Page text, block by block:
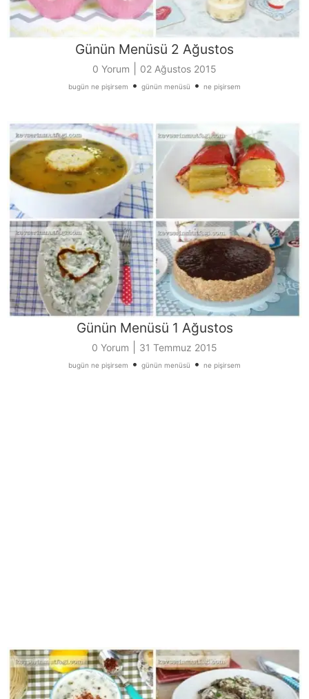
Günün Menüsü 2 Ağustos
0 Yorum 02 Ağustos 2015
bugün ne pişirsem • günün menüsü • ne pişirsem
Günün Menüsü 1 Ağustos
0 Yorum 31 Temmuz 2015
bugün ne pişirsem • günün menüsü • ne pişirsem